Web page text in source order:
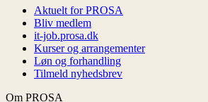
Aktuelt for PROSA
Bliv medlem
it-job.prosa.dk
Kurser og arrangementer
Løn og forhandling
Tilmeld nyhedsbrev
Om PROSA